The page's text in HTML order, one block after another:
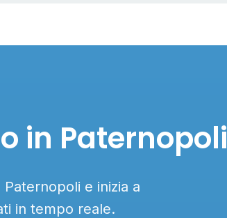
in Paternopoli
e inizia a
in tempo reale.